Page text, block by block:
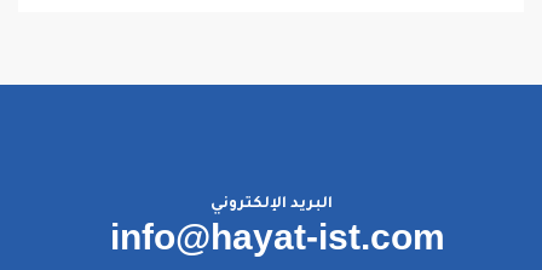
البريد الإلكتروني
info@hayat-ist.com